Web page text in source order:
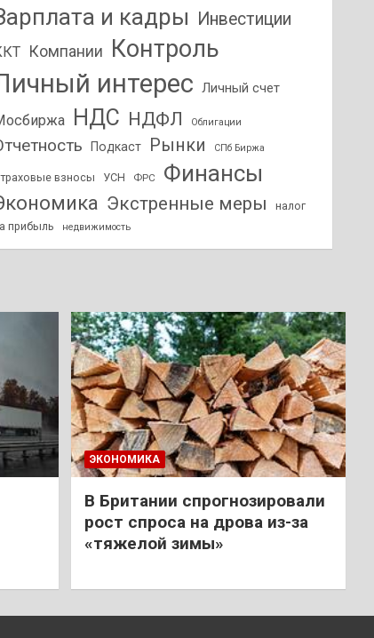
и кадры Инвестиции
Компании Контроль
интерес Личный счет
НДС НДФЛ Облигации
Подкаст Рынки СПб Биржа
взносы УСН ФРС Финансы
Экстренные меры
налог
прибыль
недвижимость
ЭКОНОМИКА
В Британии спрогнозировали
рост спроса на дрова из-за
«тяжелой зимы»